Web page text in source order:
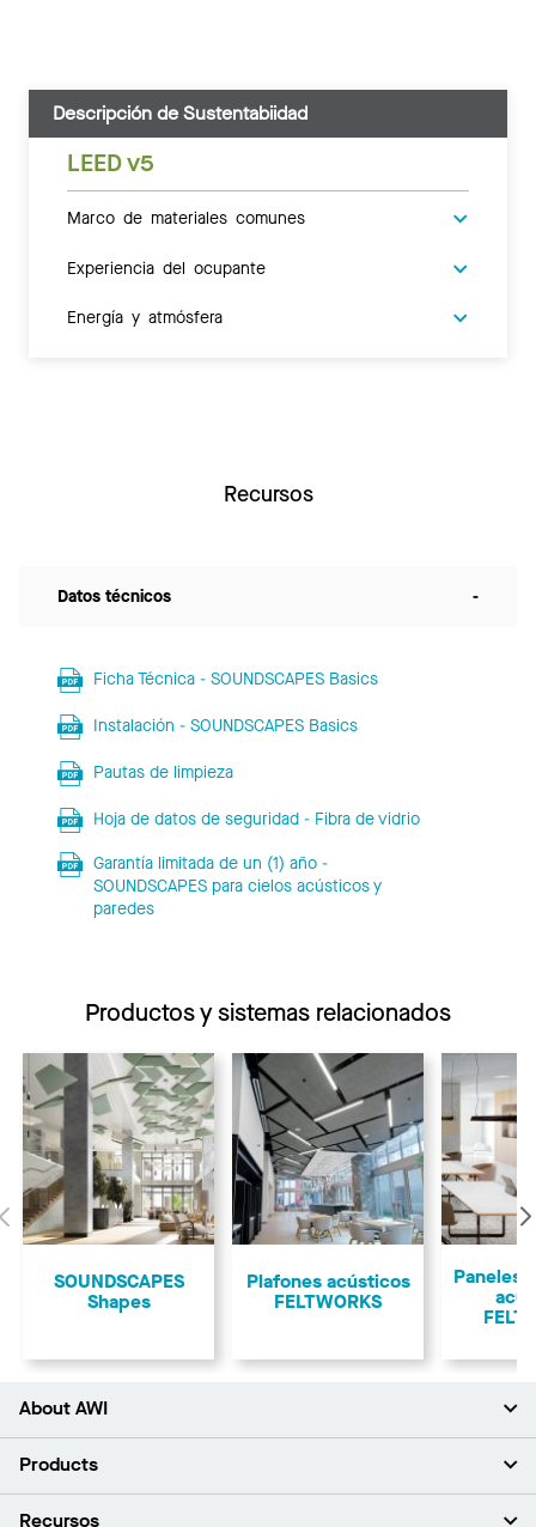
Descripción de Sustentabiidad
LEED v5
Marco de materiales comunes
Experiencia del ocupante
Energía y atmósfera
Recursos
Datos técnicos -
Ficha Técnica - SOUNDSCAPES Basics
Instalación - SOUNDSCAPES Basics
Pautas de limpieza
Hoja de datos de seguridad - Fibra de vidrio
Garantía limitada de un (1) año -
SOUNDSCAPES para cielos acústicos y
paredes
Productos y sistemas relacionados
Anterior
SOUNDSCAPES
Shapes
Plafones acústicos
FELTWORKS
Paneles
About AWI
Acerca de nosotros
Products
Plafones
Recursos